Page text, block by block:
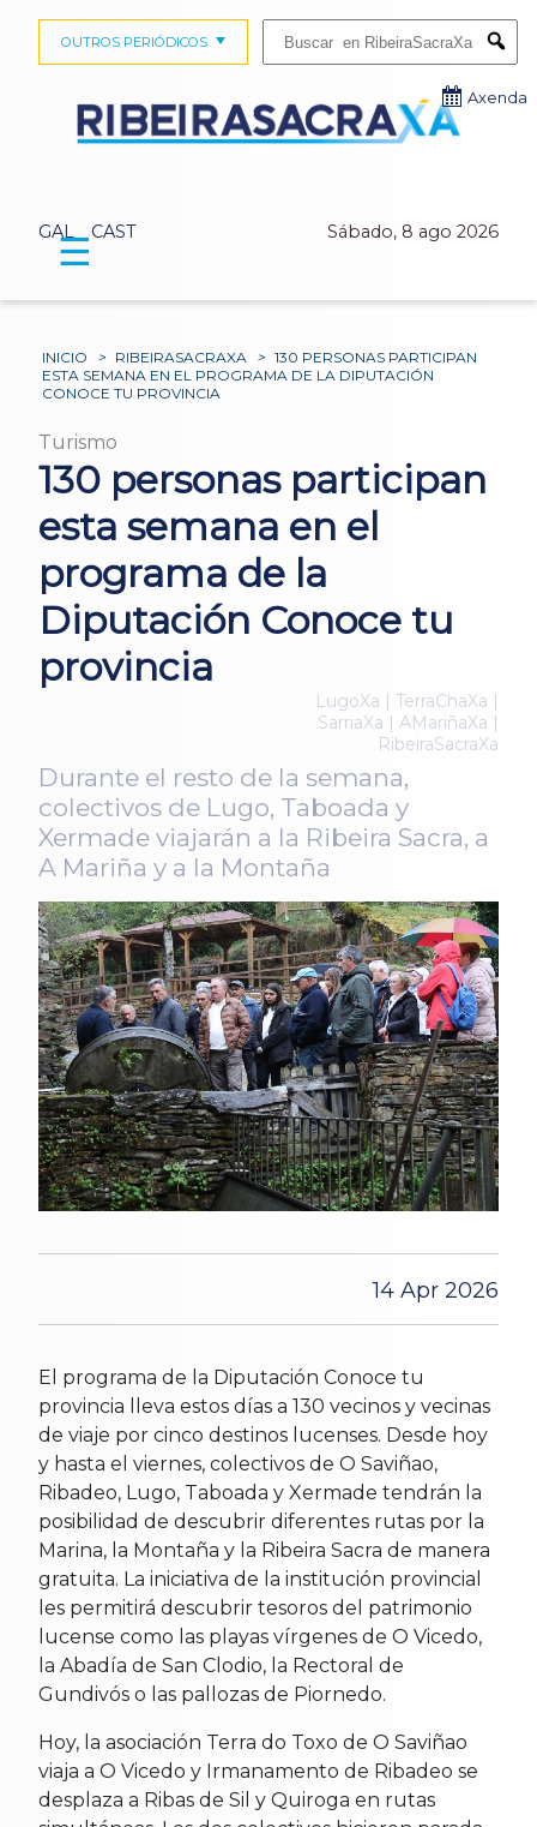
GAL CAST Sábado, 8 ago 2026
OUTROS PERIÓDICOS
Axenda
☰
INICIO > RIBEIRASACRAXA > 130 PERSONAS PARTICIPAN
ESTA SEMANA EN EL PROGRAMA DE LA DIPUTACIÓN
CONOCE TU PROVINCIA
Turismo
130 personas participan
esta semana en el
programa de la
Diputación Conoce tu
provincia
LugoXa | TerraChaXa |
SarriaXa | AMariñaXa |
RibeiraSacraXa
Durante el resto de la semana,
colectivos de Lugo, Taboada y
Xermade viajarán a la Ribeira Sacra, a
A Mariña y a la Montaña
14 Apr 2026
El programa de la Diputación Conoce tu
provincia lleva estos días a 130 vecinos y vecinas
de viaje por cinco destinos lucenses. Desde hoy
y hasta el viernes, colectivos de O Saviñao,
Ribadeo, Lugo, Taboada y Xermade tendrán la
posibilidad de descubrir diferentes rutas por la
Marina, la Montaña y la Ribeira Sacra de manera
gratuita. La iniciativa de la institución provincial
les permitirá descubrir tesoros del patrimonio
lucense como las playas vírgenes de O Vicedo,
la Abadía de San Clodio, la Rectoral de
Gundivós o las pallozas de Piornedo.
Hoy, la asociación Terra do Toxo de O Saviñao
viaja a O Vicedo y Irmanamento de Ribadeo se
desplaza a Ribas de Sil y Quiroga en rutas